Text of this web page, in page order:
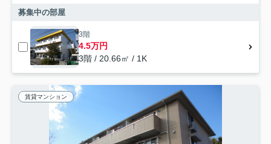
募集中の部屋
3階
4.5万円
3階 / 20.66㎡ / 1K
賃貸マンション